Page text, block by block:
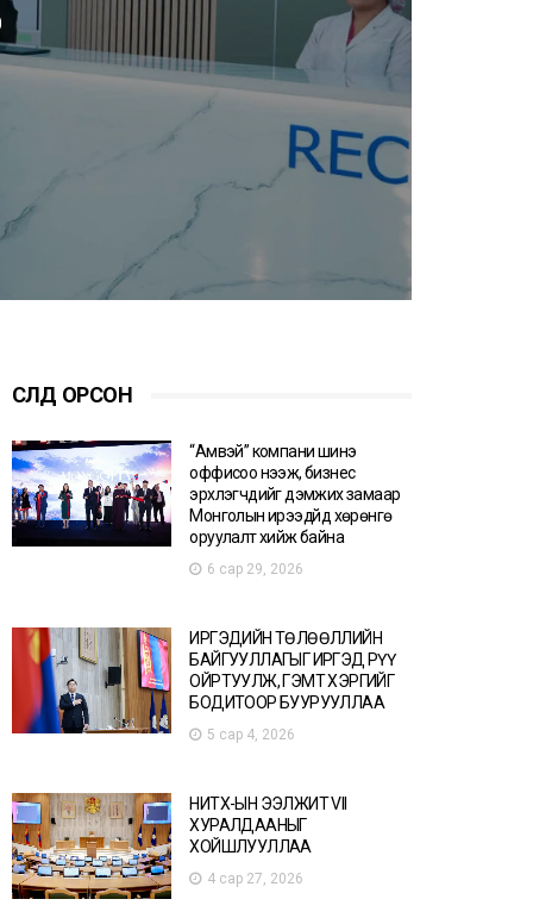
СҮҮЛД ОРСОН
“Амвэй” компани шинэ
оффисоо нээж, бизнес
эрхлэгчдийг дэмжих замаар
Монголын ирээдүйд хөрөнгө
оруулалт хийж байна
6 сар 29, 2026
ИРГЭДИЙН ТӨЛӨӨЛЛИЙН
БАЙГУУЛЛАГЫГ ИРГЭД РҮҮ
ОЙРТУУЛЖ, ГЭМТ ХЭРГИЙГ
БОДИТООР БУУРУУЛЛАА
5 сар 4, 2026
НИТХ-ЫН ЭЭЛЖИТ VII
ХУРАЛДААНЫГ
ХОЙШЛУУЛЛАА
4 сар 27, 2026